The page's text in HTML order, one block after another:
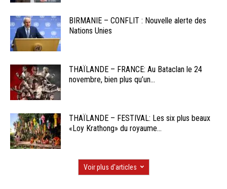
BIRMANIE – CONFLIT : Nouvelle alerte des
Nations Unies
THAÏLANDE – FRANCE: Au Bataclan le 24
novembre, bien plus qu’un...
THAÏLANDE – FESTIVAL: Les six plus beaux
«Loy Krathong» du royaume...
Voir plus d'articles